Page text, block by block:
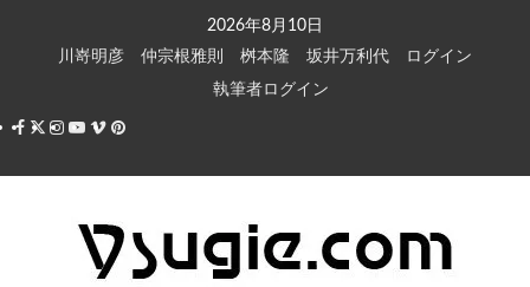
キ
2026年8月10日
川嵜明彦
仲宗根雅則 桝本隆 坂井万利代
ログイン
執筆者ログイン
Facebook
X Instagram
Youtube
VimeoPinterest